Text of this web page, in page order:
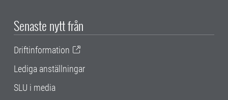
Senaste nytt från
Driftinformation
Lediga anställningar
SLU i media